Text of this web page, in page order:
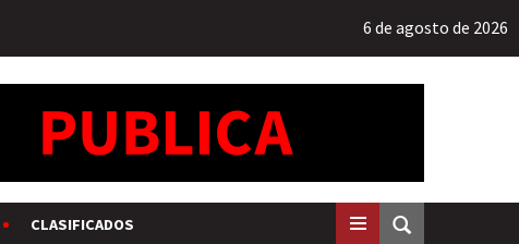
6 de agosto de 2026
CLASIFICADOS